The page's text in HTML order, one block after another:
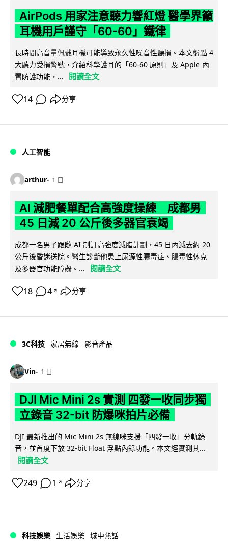
AirPods 用家注意聽力響紅燈 醫學界籲
耳機用戶謹守「60-60」鐵律
長時間高音量佩戴耳機可能導致永久性噪音性聽損。本文盤點 4
大聽力受損警號，介紹科學護耳的「60-60 原則」及 Apple 內
置防護功能，...
閱讀全文
14 分享
人工智能
arthur 1 日
AI 減肥餐單配合高強度操練 成都男
45 日減 20 公斤後多器官衰竭
成都一名男子跟隨 AI 制訂高強度減脂計劃，45 日內減去約 20
公斤後昏迷送院。醫生診斷他患上尿源性膿毒症、膿毒性休克
及多器官功能障礙。...
閱讀全文
18 4 ↗ 分享
3C科技 家居無線 影音產品
Vin 1 日
DJI Mic Mini 2s 實測 四發一收同步獨
立錄音 32-bit 防爆咪拍片必備
DJI 最新推出的 Mic Mini 2s 無線咪支援「四發一收」分軌錄
音，並首度下放 32-bit Float 浮點內錄功能。本文經實測其...
閱讀全文
249 1 ↗ 分享
科技娛樂 生活娛樂 城中熱話